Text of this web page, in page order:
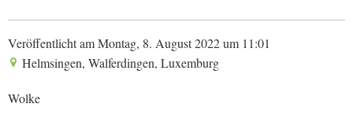
Veröffentlicht am Montag, 8. August 2022 um 11:01
Helmsingen, Walferdingen, Luxemburg
Wolke